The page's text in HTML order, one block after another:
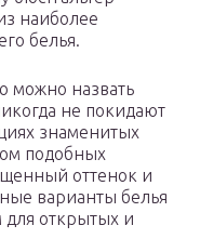
наиболее
белья.
можно назвать
не покидают
знаменитых
подобных
оттенок и
варианты белья
открытых и